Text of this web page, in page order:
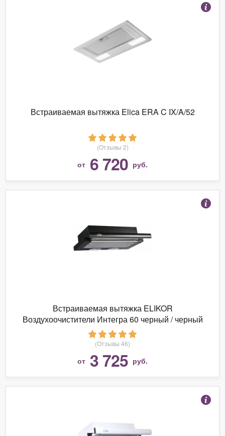
Встраиваемая вытяжка Elica ERA C IX/A/52
(Отзывы 2)
от 6 720 руб.
Встраиваемая вытяжка ELIKOR
Воздухоочистители Интегра 60 черный / черный
(Отзывы 46)
от 3 725 руб.